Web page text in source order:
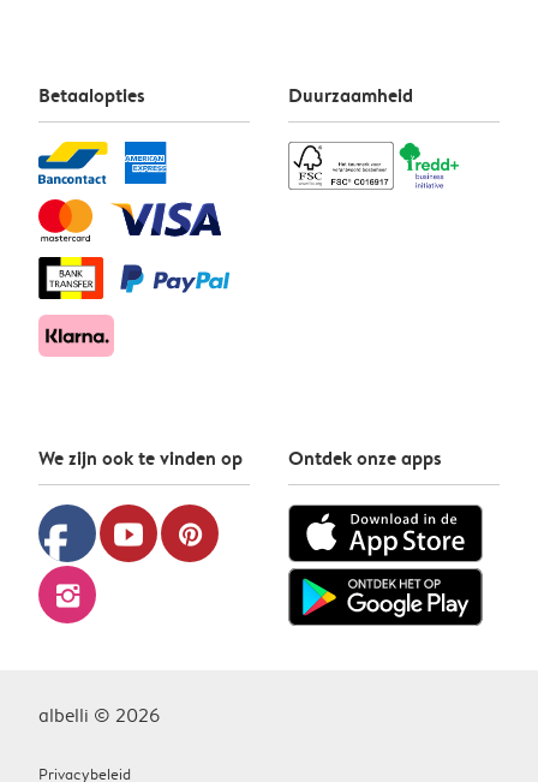
Betaalopties Duurzaamheid
We zijn ook te vinden op
facebook youtube pinterest
instagram
Ontdek onze apps
albelli © 2026
Privacybeleid